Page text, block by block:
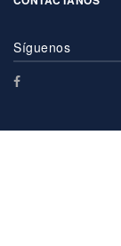
Síguenos